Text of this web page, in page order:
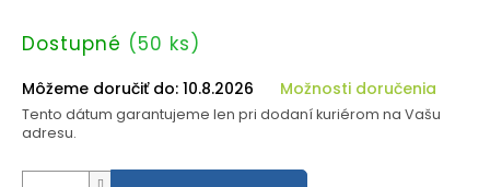
Jednotková
Dostupné (50 ks)
Môžeme doručiť do: 10.8.2026 Možnosti doručenia
Tento dátum garantujeme len pri dodaní kuriérom na Vašu
adresu.